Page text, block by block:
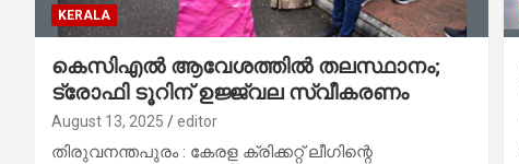
KERALA
കെസിഎല്‍ ആവേശത്തില്‍ തലസ്ഥാനം;
ട്രോഫി ടൂറിന് ഉജ്ജ്വല സ്വീകരണം
August 13, 2025 editor
തിരുവനന്തപുരം : കേരള ക്രിക്കറ്റ് ലീഗിന്റെ